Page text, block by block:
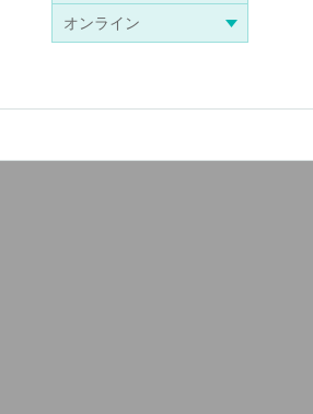
オンライン